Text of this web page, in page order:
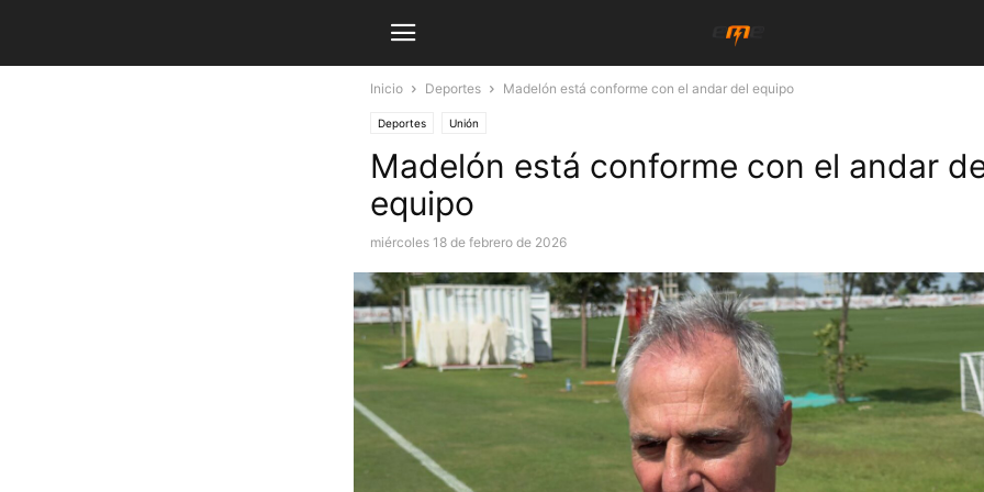
Inicio Deportes Madelón está conforme con el andar del equipo
Deportes Unión
Madelón está conforme con el andar
equipo
miércoles 18 de febrero de 2026